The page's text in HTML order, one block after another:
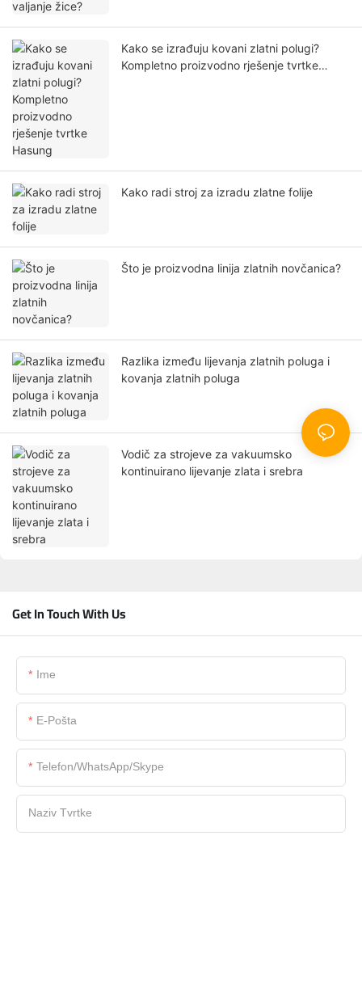
Kako se izrađuju kovani zlatni polugi?
Kompletno proizvodno rješenje tvrtke
Kako radi stroj za izradu zlatne folije
Što je proizvodna linija zlatnih novčanica?
Razlika između lijevanja zlatnih poluga i
kovanja zlatnih poluga
Vodič za strojeve za vakuumsko
kontinuirano lijevanje zlata i srebra
Get In Touch With Us
Ime
E-Pošta
Telefon/WhatsApp/Skype
Naziv Tvrtke